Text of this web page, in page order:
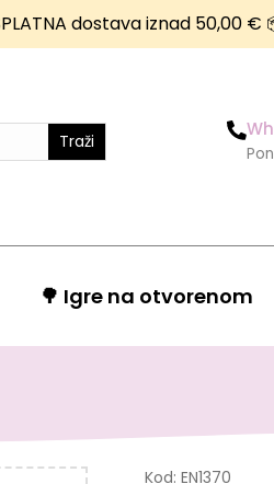
dostava iznad 50,00 €
Traži
🌳 Igre na otvorenom
Kod:EN1370